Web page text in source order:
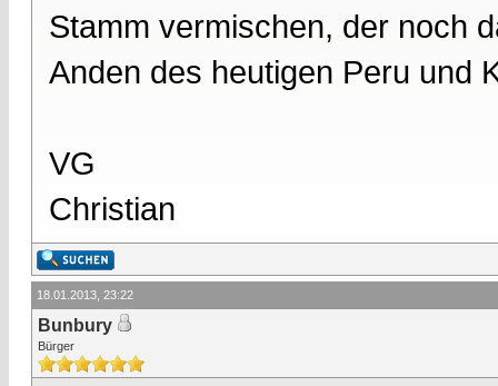
Stamm vermischen, der noch
Anden des heutigen Peru und
VG
Christian
18.01.2013, 23:22
Bunbury
Bürger